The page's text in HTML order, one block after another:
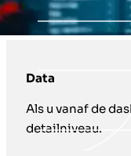
HOE WIJ U
Data
Als u vanaf de
detailniveau.